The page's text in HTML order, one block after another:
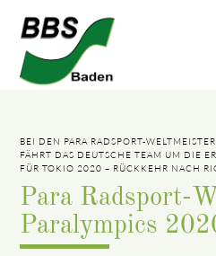
BEI DEN PARA RADSPORT-
FÄHRT DAS DEUTSCHE TEAM UM DIE
FÜR TOKIO 2020 – RÜCKKEHR NACH
Para Radsport-
Paralympics